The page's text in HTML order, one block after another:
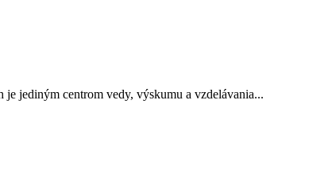
jediným centrom vedy, výskumu a vzdelávania...